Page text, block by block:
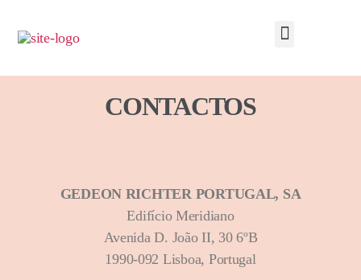
CONTACTOS
GEDEON RICHTER PORTUGAL, SA
Edifício Meridiano
Avenida D. João II, 30 6ºB
1990-092 Lisboa, Portugal